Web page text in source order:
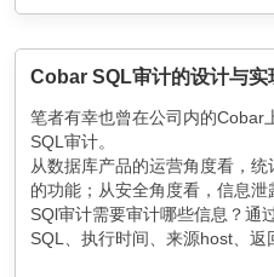
Cobar SQL审计的设计与实
笔者有幸也曾在公司内的Cobar
SQL审计。
从数据库产品的运营角度看，
的功能；从安全角度看，信息泄
SQl审计需要审计哪些信息？通
SQL、执行时间、来源host、返